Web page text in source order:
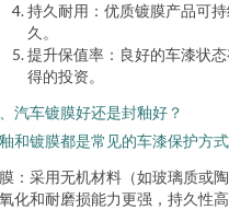
持久耐用：优质镀膜产品可
久。
提升保值率：良好的车漆状
得的投资。
汽车镀膜好还是封釉好？
和镀膜都是常见的车漆保护方
：采用无机材料（如玻璃质或
化和耐磨损能力更强，持久性